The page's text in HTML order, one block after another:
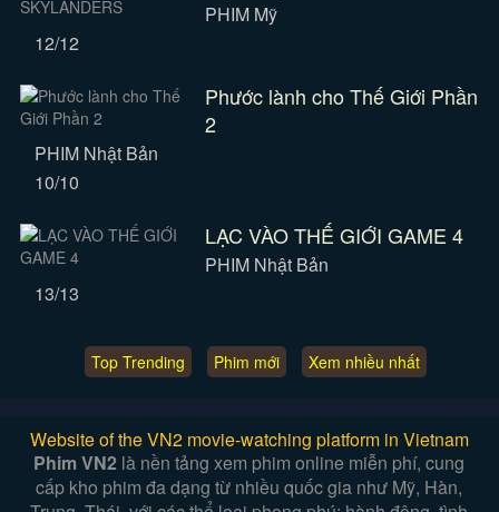
PHIM Mỹ
12/12
Phước lành cho Thế Giới Phần
2
PHIM Nhật Bản
10/10
LẠC VÀO THẾ GIỚI GAME 4
PHIM Nhật Bản
13/13
Top Trending Phim mới Xem nhiều nhất
Website of the VN2 movie-watching platform in Vietnam
Phim VN2 là nền tảng xem phim online miễn phí, cung
cấp kho phim đa dạng từ nhiều quốc gia như Mỹ, Hàn,